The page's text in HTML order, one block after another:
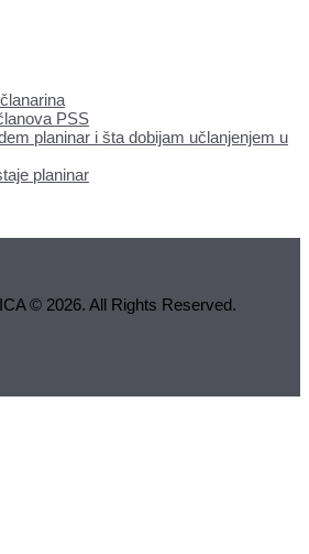
PSS
planinar i šta dobijam učlanjenjem u
planinar
© 2026. All Rights Reserved.